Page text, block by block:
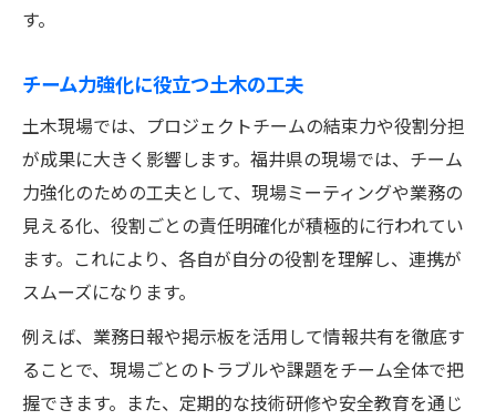
す。
チーム力強化に役立つ土木の工夫
土木現場では、プロジェクトチームの結束力や役割分担
が成果に大きく影響します。福井県の現場では、チーム
力強化のための工夫として、現場ミーティングや業務の
見える化、役割ごとの責任明確化が積極的に行われてい
ます。これにより、各自が自分の役割を理解し、連携が
スムーズになります。
例えば、業務日報や掲示板を活用して情報共有を徹底す
ることで、現場ごとのトラブルや課題をチーム全体で把
握できます。また、定期的な技術研修や安全教育を通じ